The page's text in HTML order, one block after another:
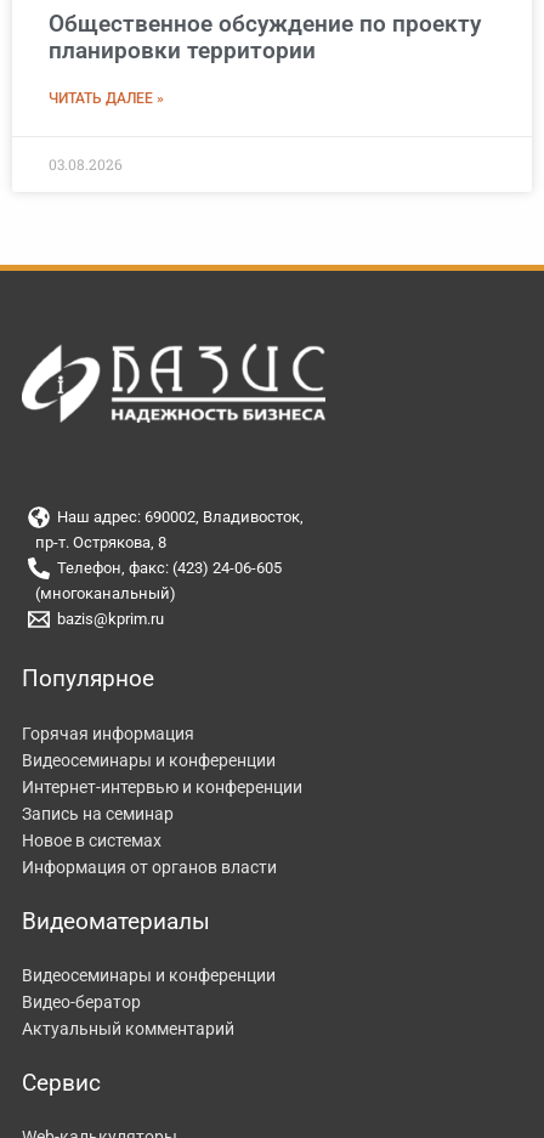
Общественное обсуждение по проекту
планировки территории
ЧИТАТЬ ДАЛЕЕ »
03.08.2026
Наш адрес: 690002, Владивосток,
пр-т. Острякова, 8
Телефон, факс: (423) 24-06-605
(многоканальный)
bazis@kprim.ru
Популярное
Горячая информация
Видеосеминары и конференции
Интернет-интервью и конференции
Запись на семинар
Новое в системах
Информация от органов власти
Видеоматериалы
Видеосеминары и конференции
Видео-бератор
Актуальный комментарий
Сервис